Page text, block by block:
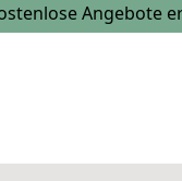
Angebote